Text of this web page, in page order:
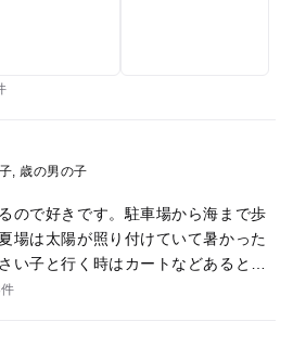
歳の男の子
ので好きです。駐車場から海まで歩
場は太陽が照り付けていて暑かった
い子と行く時はカートなどあると良